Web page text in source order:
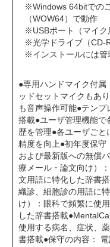
※Windows 64bitでの
（WOW64）で動作
※USBポート（マイク
※光学ドライブ（CD-
※インストールには管
●専用ハンドマイク付
ッドセットマイクもあ
も音声操作可能●テン
搭載●ユーザ管理機能で
歴を管理●各ユーザご
精度を向上●初年度保
および最新版への無償
療メール・論文向け）
文用語に特化した辞書
織診、細胞診の用語に
け）：眼科で頻繁に使
した辞書搭載
使用する病名、症状、
書搭載●保守の内容：